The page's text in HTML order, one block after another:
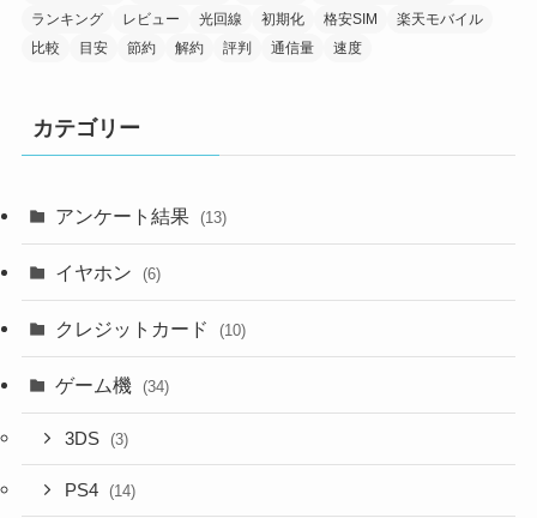
ランキング
レビュー 光回線 初期化 格安SIM
楽天モバイル
比較
目安 節約 解約 評判 通信量 速度
カテゴリー
アンケート結果 (13)
イヤホン (6)
クレジットカード (10)
ゲーム機 (34)
3DS (3)
PS4 (14)